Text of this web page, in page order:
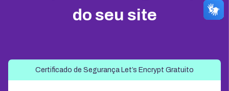
do seu site
Certificado de Segurança Let’s Encrypt Gratuito